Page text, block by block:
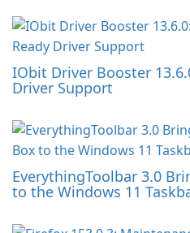
IObit Driver Booster
Driver Support
EverythingToolbar 3.0
to the Windows 11